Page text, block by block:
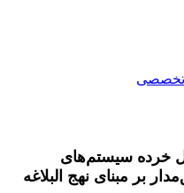
تخصصی
خرده سیستم‌های
بر مبنای نهج البلاغه